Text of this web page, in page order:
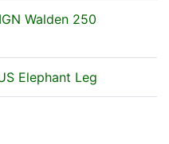
Walden 250
Elephant Leg